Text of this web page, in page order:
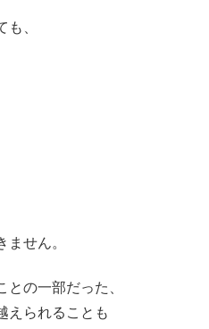
、
せん。
の一部だった、
えられることも